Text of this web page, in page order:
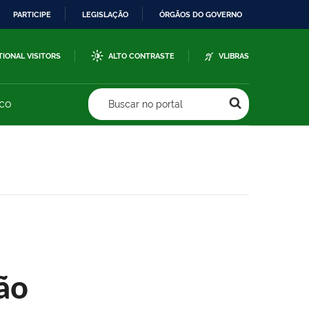
PARTICIPE LEGISLAÇÃO ÓRGÃOS DO GOVERNO
VISITORS ALTO CONTRASTE VLIBRAS
Buscar no portal